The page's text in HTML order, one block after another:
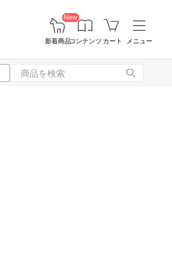
New
新着商品コンテンツ カート メニュー